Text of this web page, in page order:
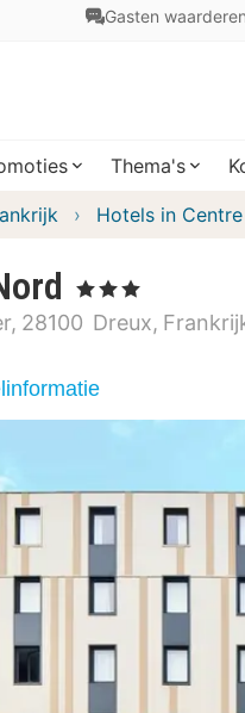
Gasten
Thema's
Hotels in Centre
, 3 Sterren
28100 Dreux